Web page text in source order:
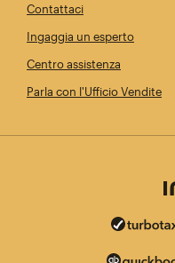
Contattaci
Ingaggia un esperto
Centro assistenza
Parla con l'Ufficio Vendite